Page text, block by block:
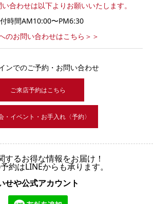
合わせは以下よりお願いいたします。
時間AM10:00〜PM6:30
のお問い合わせはこちら＞＞
ンでのご予約・お問い合わせ
ご来店予約はこちら
・イベント・お手入れ〈予約〉
するお得な情報をお届け！
約はLINEからも承ります。
せや公式アカウント